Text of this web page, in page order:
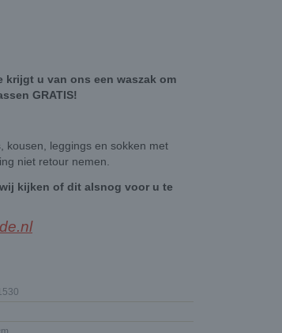
krijgt u van ons een waszak om
GRATIS!
kousen, leggings en sokken met
niet retour nemen.
kijken of dit alsnog voor u te